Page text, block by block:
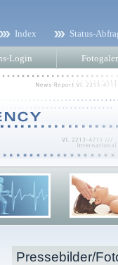
Index Status-
Login
Pressebilder/